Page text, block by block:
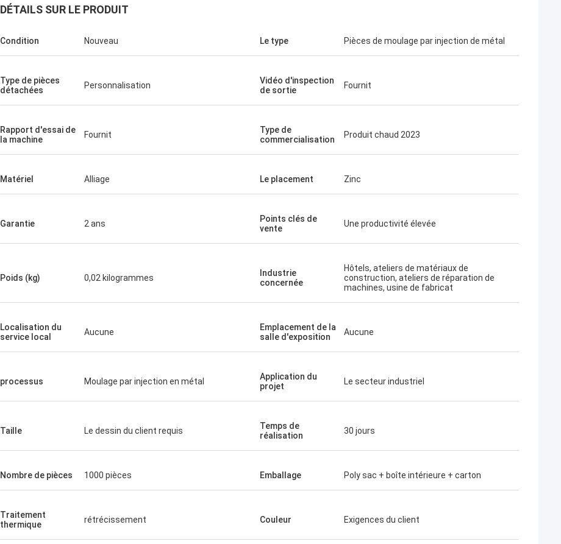
DÉTAILS SUR LE PRODUIT
Condition Nouveau Le type Pièces de moulage par injection de métal
Type de pièces
détachées
Personnalisation
Vidéo d'inspection
de sortie
Fournit
Rapport d'essai de
la machine
Fournit
Type de
commercialisation
Produit chaud 2023
Matériel Alliage Le placement Zinc
Garantie 2 ans
Points clés de
vente
Une productivité élevée
Poids (kg) 0,02 kilogrammes
Industrie
concernée
Hôtels, ateliers de matériaux de
construction, ateliers de réparation de
machines, usine de fabricat
Localisation du
service local
Aucune
Emplacement de la
salle d'exposition
Aucune
processus Moulage par injection en métal
Application du
projet
Le secteur industriel
Taille Le dessin du client requis
Temps de
réalisation
30 jours
Nombre de pièces 1000 pièces Emballage Poly sac + boîte intérieure + carton
Traitement
thermique
rétrécissement Couleur Exigences du client